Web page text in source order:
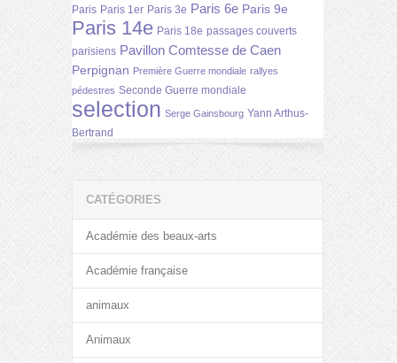
Paris Paris 1er Paris 3e Paris 6e Paris 9e
Paris 14e Paris 18e passages couverts
parisiens Pavillon Comtesse de Caen
Perpignan Première Guerre mondiale rallyes
pédestres Seconde Guerre mondiale
selection Serge Gainsbourg Yann Arthus-
Bertrand
CATÉGORIES
Académie des beaux-arts
Académie française
animaux
Animaux